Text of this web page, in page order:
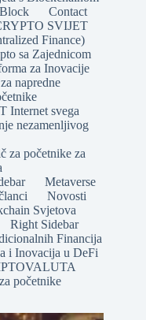
Contact
SVIJET
Finance)
sa Zajednicom
za Inovacije
napredne
Internet svega
nezamenljivog
za početnike za
Metaverse
Novosti
Svjetova
Right Sidebar
Financija
i Inovacija u DeFi
početnike